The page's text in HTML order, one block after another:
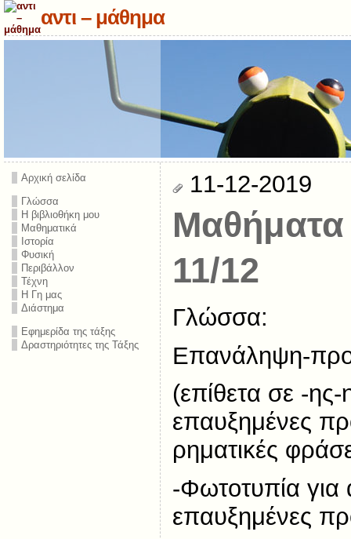
αντι – μάθημα
Αρχική σελίδα
Γλώσσα
Η βιβλιοθήκη μου
Μαθηματικά
Ιστορία
Φυσική
Περιβάλλον
Τέχνη
Η Γη μας
Διάστημα
Εφημερίδα της τάξης
Δραστηριότητες της Τάξης
11-12-2019
Μαθήματα
11/12
Γλώσσα:
Επανάληψη-
(επίθετα σε -
επαυξημένες
ρηματικές
-Φωτοτυπία για
επαυξημένες